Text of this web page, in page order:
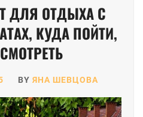
ДЛЯ ОТДЫХА С
КУДА ПОЙТИ,
BY ЯНА ШЕВЦОВА